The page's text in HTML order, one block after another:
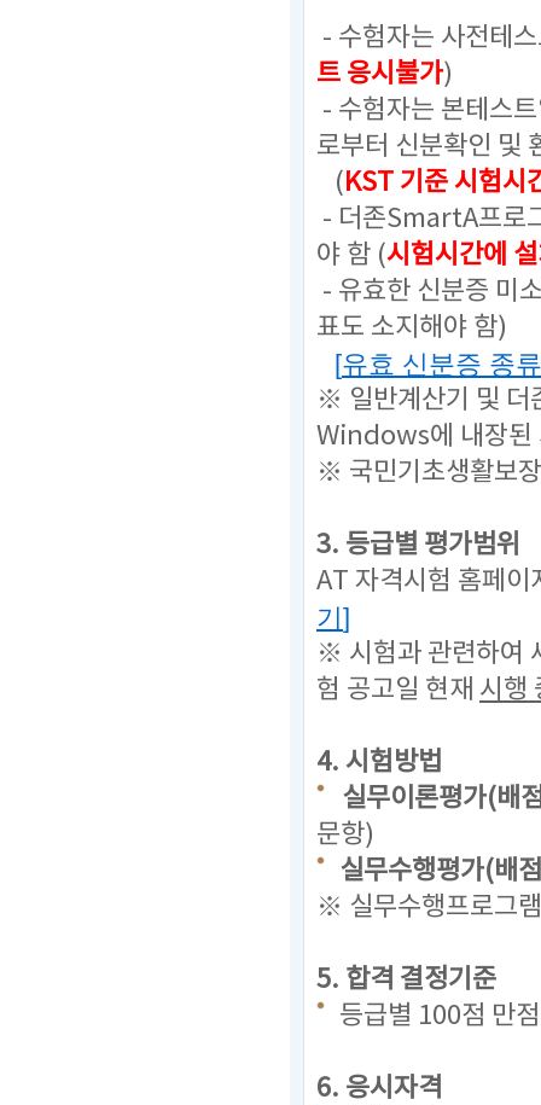
- 수험자는 사전테
트 응시불가)
- 수험자는 본테스
로부터 신분확인 및
(KST 기준 시험시
- 더존SmartA프로
야 함 (시험시간에
- 유효한 신분증 미
표도 소지해야 함)
[유효 신분증 종
※ 일반계산기 및 더
Windows에 내장된
※ 국민기초생활보
3. 등급별 평가범위
AT 자격시험 홈페
기]
※ 시험과 관련하여
험 공고일 현재 시행
4. 시험방법
실무이론평가(배
문항)
실무수행평가(배
※ 실무수행프로그
5. 합격 결정기준
등급별 100점 만
6. 응시자격